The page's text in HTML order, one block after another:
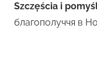
Szczęścia i
благополуччя в